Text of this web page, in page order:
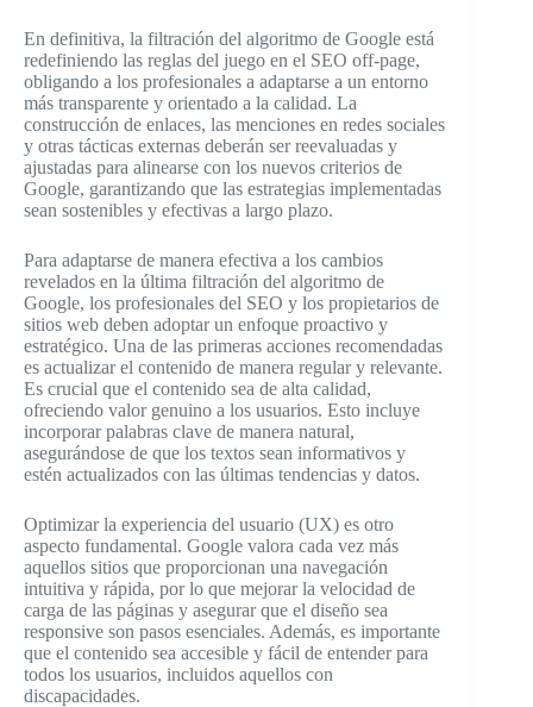
En definitiva, la filtración del algoritmo de Google está
redefiniendo las reglas del juego en el SEO off-page,
obligando a los profesionales a adaptarse a un entorno
más transparente y orientado a la calidad. La
construcción de enlaces, las menciones en redes sociales
y otras tácticas externas deberán ser reevaluadas y
ajustadas para alinearse con los nuevos criterios de
Google, garantizando que las estrategias implementadas
sean sostenibles y efectivas a largo plazo.
Para adaptarse de manera efectiva a los cambios
revelados en la última filtración del algoritmo de
Google, los profesionales del SEO y los propietarios de
sitios web deben adoptar un enfoque proactivo y
estratégico. Una de las primeras acciones recomendadas
es actualizar el contenido de manera regular y relevante.
Es crucial que el contenido sea de alta calidad,
ofreciendo valor genuino a los usuarios. Esto incluye
incorporar palabras clave de manera natural,
asegurándose de que los textos sean informativos y
estén actualizados con las últimas tendencias y datos.
Optimizar la experiencia del usuario (UX) es otro
aspecto fundamental. Google valora cada vez más
aquellos sitios que proporcionan una navegación
intuitiva y rápida, por lo que mejorar la velocidad de
carga de las páginas y asegurar que el diseño sea
responsive son pasos esenciales. Además, es importante
que el contenido sea accesible y fácil de entender para
todos los usuarios, incluidos aquellos con
discapacidades.